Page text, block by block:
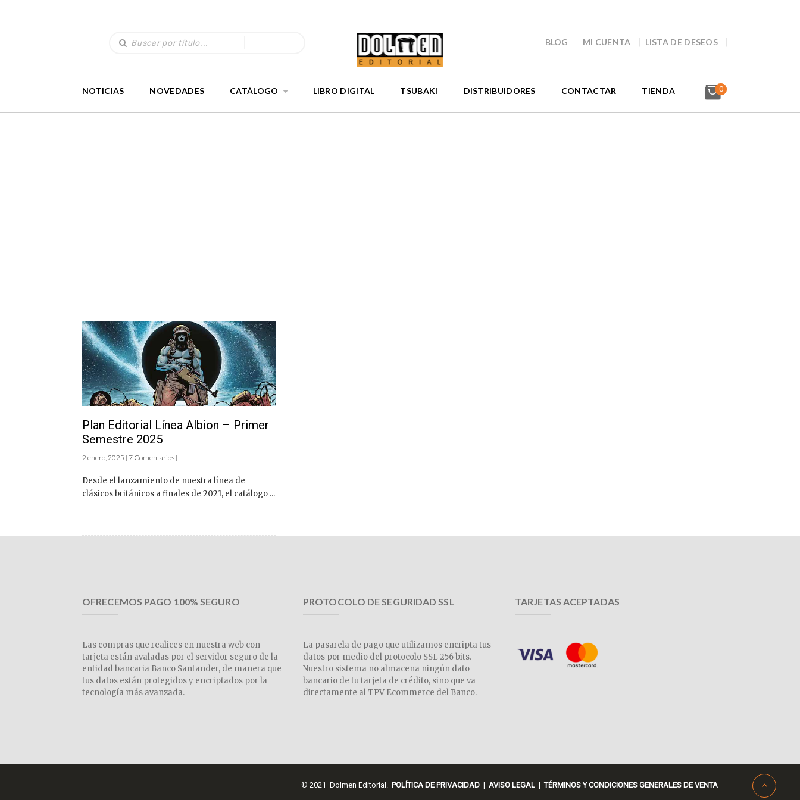
BLOG MI CUENTA LISTA DE DESEOS
NOTICIAS NOVEDADES CATÁLOGO LIBRO DIGITAL TSUBAKI DISTRIBUIDORES CONTACTAR TIENDA 0
Plan Editorial Línea Albion – Primer
Semestre 2025
2 enero, 2025 | 7 Comentarios |
Desde el lanzamiento de nuestra línea de
clásicos británicos a finales de 2021, el catálogo ...
OFRECEMOS PAGO 100% SEGURO
Las compras que realices en nuestra web con
tarjeta están avaladas por el servidor seguro de la
entidad bancaria Banco Santander, de manera que
tus datos están protegidos y encriptados por la
tecnología más avanzada.
PROTOCOLO DE SEGURIDAD SSL
La pasarela de pago que utilizamos encripta tus
datos por medio del protocolo SSL 256 bits.
Nuestro sistema no almacena ningún dato
bancario de tu tarjeta de crédito, sino que va
directamente al TPV Ecommerce del Banco.
TARJETAS ACEPTADAS
© 2021 Dolmen Editorial. POLÍTICA DE PRIVACIDAD | AVISO LEGAL |TÉRMINOS Y CONDICIONES GENERALES DE VENTA